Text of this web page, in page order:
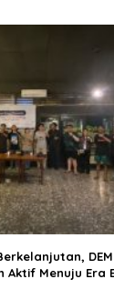
DEM
Aktif Menuju Era
Utara